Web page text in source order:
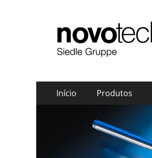
Menu
principal
Pular
para
Início Produtos